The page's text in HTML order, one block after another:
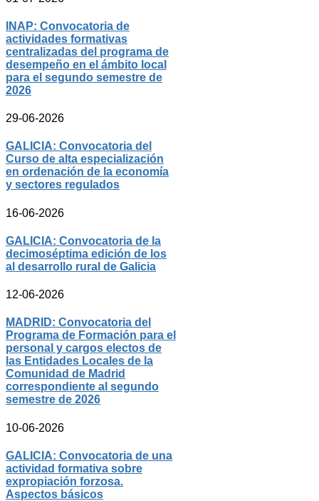
INAP: Convocatoria de
actividades formativas
centralizadas del programa de
desempeño en el ámbito local
para el segundo semestre de
2026
29-06-2026
GALICIA: Convocatoria del
Curso de alta especialización
en ordenación de la economía
y sectores regulados
16-06-2026
GALICIA: Convocatoria de la
decimoséptima edición de los
al desarrollo rural de Galicia
12-06-2026
MADRID: Convocatoria del
Programa de Formación para el
personal y cargos electos de
las Entidades Locales de la
Comunidad de Madrid
correspondiente al segundo
semestre de 2026
10-06-2026
GALICIA: Convocatoria de una
actividad formativa sobre
expropiación forzosa.
Aspectos básicos